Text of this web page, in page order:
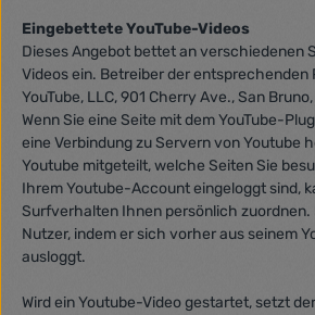
Eingebettete YouTube-Videos
Dieses Angebot bettet an verschiedenen
Videos ein. Betreiber der entsprechenden
YouTube, LLC, 901 Cherry Ave., San
Wenn Sie eine Seite mit dem YouTube-
eine Verbindung zu Servern von Youtube
Youtube mitgeteilt, welche Seiten Sie
Ihrem Youtube-Account eingeloggt sind,
Surfverhalten Ihnen persönlich
Nutzer, indem er sich vorher aus seinem
ausloggt.
Wird ein Youtube-Video gestartet, setzt